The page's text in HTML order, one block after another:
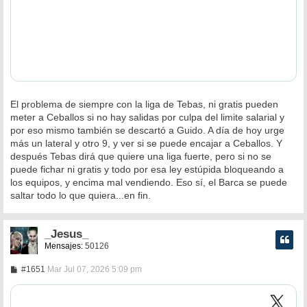
El problema de siempre con la liga de Tebas, ni gratis pueden
meter a Ceballos si no hay salidas por culpa del limite salarial y
por eso mismo también se descartó a Guido. A día de hoy urge
más un lateral y otro 9, y ver si se puede encajar a Ceballos. Y
después Tebas dirá que quiere una liga fuerte, pero si no se
puede fichar ni gratis y todo por esa ley estúpida bloqueando a
los equipos, y encima mal vendiendo. Eso sí, el Barca se puede
saltar todo lo que quiera...en fin.
_Jesus_
Mensajes: 50126
#1651 M
n
Mar Jul 07, 2026 5:09 pm